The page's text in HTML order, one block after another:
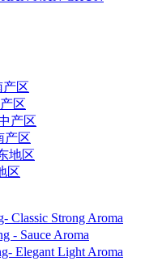
产区
区
产区
产区
地区
区
Classic Strong Aroma
- Sauce Aroma
Elegant Light Aroma